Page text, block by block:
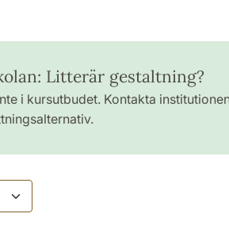
Litterär gestaltning?
i kursutbudet. Kontakta